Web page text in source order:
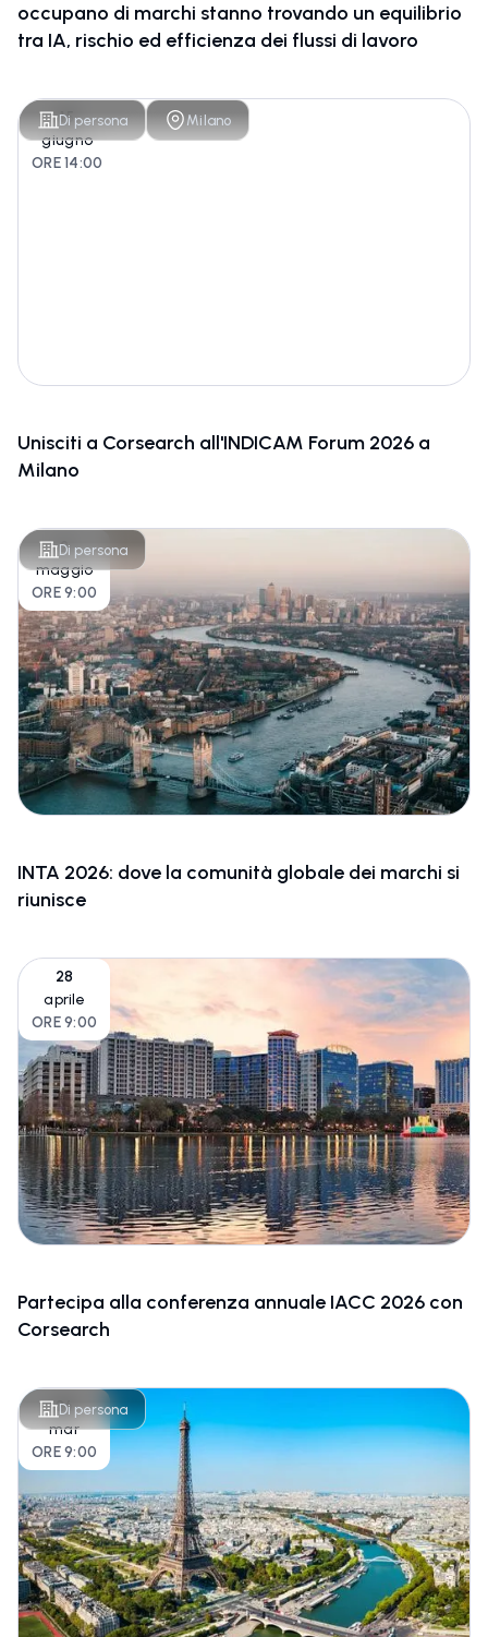
occupano di marchi stanno trovando un equilibrio
tra IA, rischio ed efficienza dei flussi di lavoro
Di persona Milano
15
giugno
ORE 14:00
Unisciti a Corsearch all'INDICAM Forum 2026 a
Milano
Di persona
2
maggio
ORE 9:00
INTA 2026: dove la comunità globale dei marchi si
riunisce
28
aprile
ORE 9:00
Partecipa alla conferenza annuale IACC 2026 con
Corsearch
Di persona
26
mar
ORE 9:00